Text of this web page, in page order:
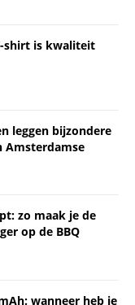
shirt is kwaliteit
leggen bijzondere
Amsterdamse
zo maak je de
op de BBQ
wanneer heb je